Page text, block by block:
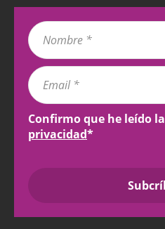
Confirmo que he leído la
privacidad*